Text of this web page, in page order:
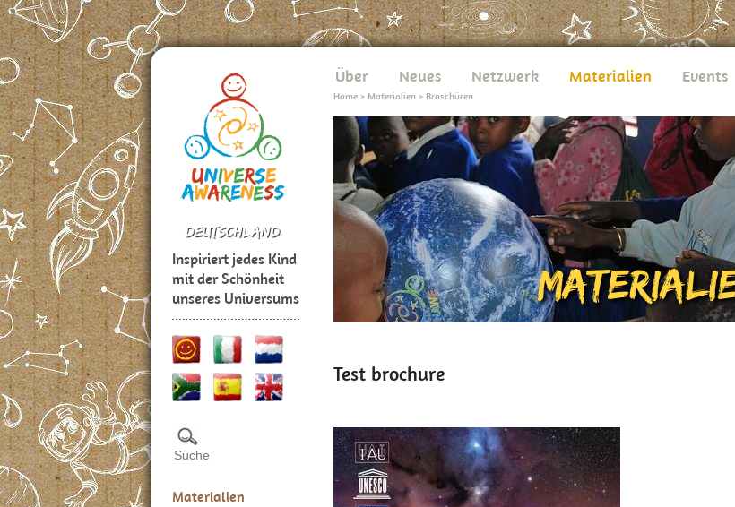
Inspiriert jedes Kind
mit der Schönheit
unseres Universums
Materialien
Über Neues Netzwerk Materialien Events
Home > Materialien > Broschüren
Test brochure